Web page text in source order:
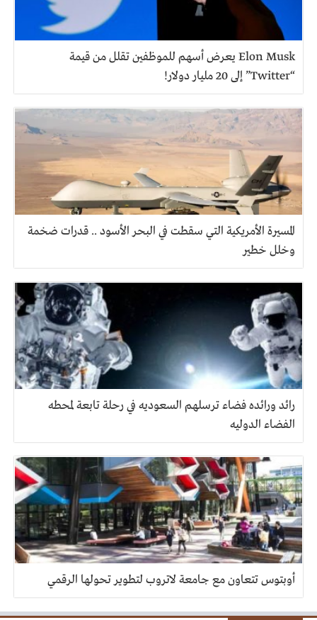
Elon Musk يعرض أسهم للموظفين تقلل من قيمة
“Twitter” إلى 20 مليار دولار!
المسيرة الأمريكية التي سقطت في البحر الأسود .. قدرات ضخمة
وخلل خطير
رائد ورائده فضاء ترسلهم السعوديه في رحلة تابعة لمحطه
الفضاء الدوليه
أوبتوس تتعاون مع جامعة لاتروب لتطوير تحولها الرقمي